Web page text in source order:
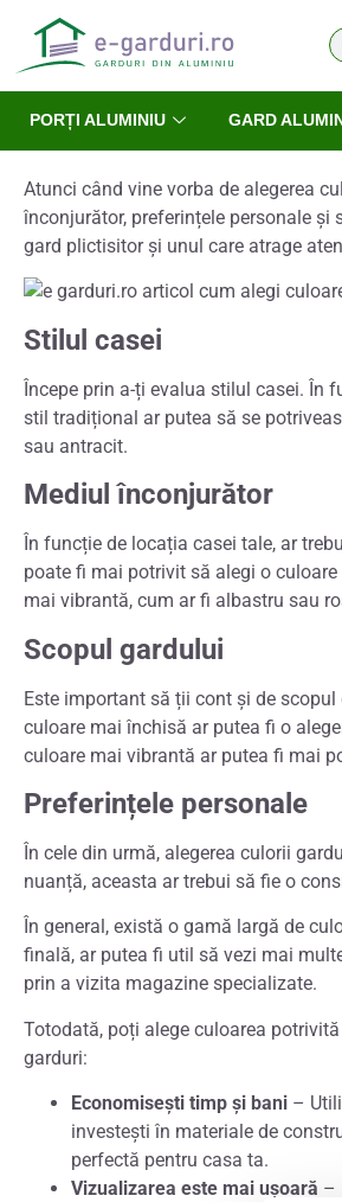
PORȚI ALUMINIU GARD
Atunci când vine vorba de alegerea
înconjurător, preferințele personale
gard plictisitor și unul care atrage
Stilul casei
Începe prin a-ți evalua stilul casei. În
stil tradițional ar putea să se
sau antracit.
Mediul înconjurător
În funcție de locația casei tale, ar
poate fi mai potrivit să alegi o
mai vibrantă, cum ar fi albastru sau
Scopul gardului
Este important să ții cont și de
culoare mai închisă ar putea fi o
culoare mai vibrantă ar putea fi mai
Preferințele personale
În cele din urmă, alegerea culorii
nuanță, aceasta ar trebui să fie o
În general, există o gamă largă de
finală, ar putea fi util să vezi mai
prin a vizita magazine specializate.
Totodată, poți alege culoarea
garduri:
Economisești timp și bani –
investești în materiale de
perfectă pentru casa ta.
Vizualizarea este mai ușoară –